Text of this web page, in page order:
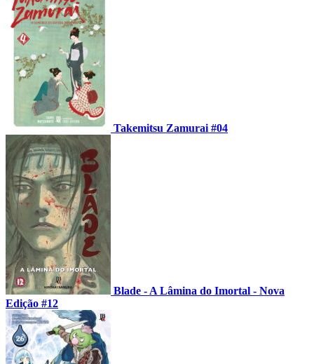
Takemitsu Zamurai #04
Blade - A Lâmina do Imortal - Nova
Edição #12